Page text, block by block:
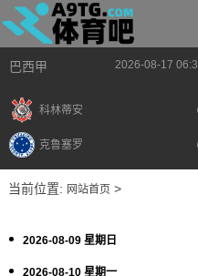
巴西甲 2026-08-17
科林蒂安
克鲁塞罗
当前位置: 网站首页>
2026-08-09 星期日
2026-08-10 星期一